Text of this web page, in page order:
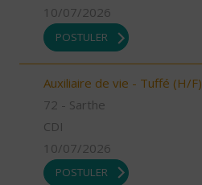
10/07/2026
POSTULER
Auxiliaire de vie - Tuffé (H/F)
72 - Sarthe
CDI
10/07/2026
POSTULER